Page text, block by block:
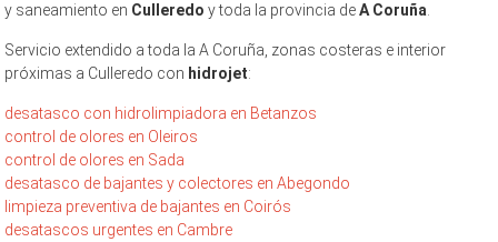
y saneamiento en Culleredo y toda la provincia deA Coruña.
Servicio extendido a toda la A Coruña, zonas costeras e interior
próximas a Culleredo con hidrojet:
desatasco con hidrolimpiadora en Betanzos
control de olores en Oleiros
control de olores en Sada
desatasco de bajantes y colectores en Abegondo
limpieza preventiva de bajantes en Coirós
desatascos urgentes en Cambre